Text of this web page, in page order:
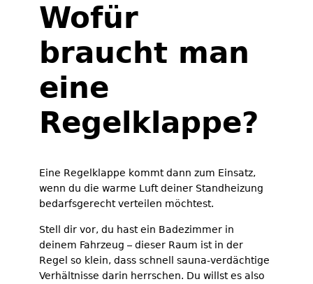
Wofür
braucht man
eine
Regelklappe?
Eine Regelklappe kommt dann zum Einsatz,
wenn du die warme Luft deiner Standheizung
bedarfsgerecht verteilen möchtest.
Stell dir vor, du hast ein Badezimmer in
deinem Fahrzeug – dieser Raum ist in der
Regel so klein, dass schnell sauna-verdächtige
Verhältnisse darin herrschen. Du willst es also